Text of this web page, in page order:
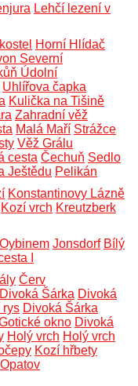
Lehčí lezení v
Horní Hlídač
Severní
Údolní
Uhlířova čapka
Kulička na Tišině
Zahradní věž
Malá Maří Strážce
Věž Grálu
cesta Čechuň Sedlo
Ještědu Pelikán
Konstantinovy Lázně
Kozí vrch Kreutzberk
Jonsdorf Bílý
I
Červ
Divoká Šárka Divoká
rys Divoká Šárka
okno Divoká
Holý vrch Holý vrch
Kozí hřbety
Opatov